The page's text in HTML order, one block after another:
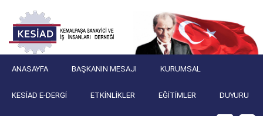
ANASAYFA BAŞKANIN MESAJI KURUMSAL
KESIAD E-DERGI ETKINLIKLER EĞITIMLER DUYURU